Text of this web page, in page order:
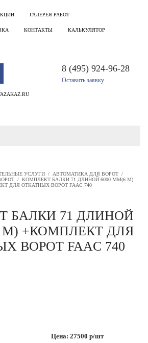
ГАЛЕРЕЯ РАБОТ
КОНТАКТЫ КАЛЬКУЛЯТОР
8 (495) 924-96-28
Оставить заявку
УСЛУГИ / АВТОМАТИКА ДЛЯ ВОРОТ /
/ КОМПЛЕКТ БАЛКИ 71 ДЛИНОЙ 6000 ММ(6 М)
ДЛЯ ОТКАТНЫХ ВОРОТ FAAC 740
БАЛКИ 71 ДЛИНОЙ
М) +КОМПЛЕКТ ДЛЯ
ВОРОТ FAAC 740
Цена: 27500 р/шт